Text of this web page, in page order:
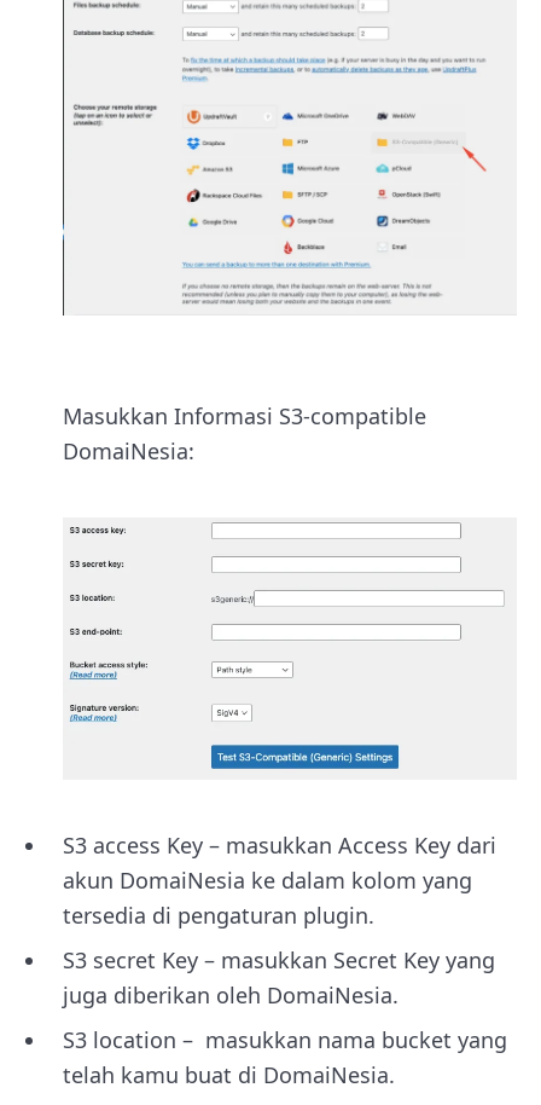
Masukkan Informasi S3-compatible
DomaiNesia:
S3 access Key – masukkan Access Key dari
akun DomaiNesia ke dalam kolom yang
tersedia di pengaturan plugin.
S3 secret Key – masukkan Secret Key yang
juga diberikan oleh DomaiNesia.
S3 location – masukkan nama bucket yang
telah kamu buat di DomaiNesia.